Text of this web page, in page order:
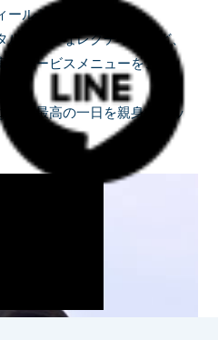
ルドです。
や丁寧なレクチャーなど、
サービスメニューをご用
たの最高の一日を親身にバッ